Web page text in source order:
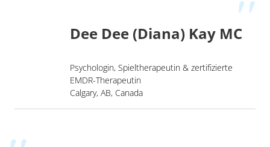
Dee Dee (Diana) Kay MC
Psychologin, Spieltherapeutin & zertifizierte
EMDR-Therapeutin
Calgary, AB, Canada